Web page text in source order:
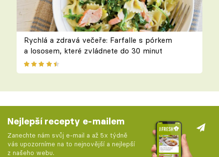
Rychlá a zdravá večeře: Farfalle s pórkem
a lososem, které zvládnete do 30 minut
Nejlepší recepty e-mailem
Zanechte nám svůj e-mail a až 5x týdně
vás upozorníme na to nejnovější a nejlepší
z našeho webu.